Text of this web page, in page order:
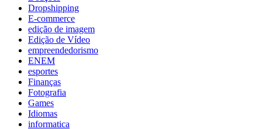
Dropshipping
E-commerce
edição de imagem
Edição de Vídeo
empreendedorismo
ENEM
esportes
Finanças
Fotografia
Games
Idiomas
informatica